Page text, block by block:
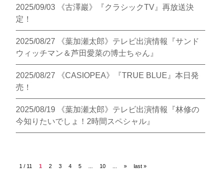
2025/09/03
《古澤巖》『クラシックTV』再放送決
定！
2025/08/27
《葉加瀬太郎》テレビ出演情報『サンド
ウィッチマン＆芦田愛菜の博士ちゃん』
2025/08/27
《CASIOPEA》『TRUE BLUE』本日発
売！
2025/08/19
《葉加瀬太郎》テレビ出演情報『林修の
今知りたいでしょ！2時間スペシャル』
1 / 11 1 2 3 4 5 10 » last »